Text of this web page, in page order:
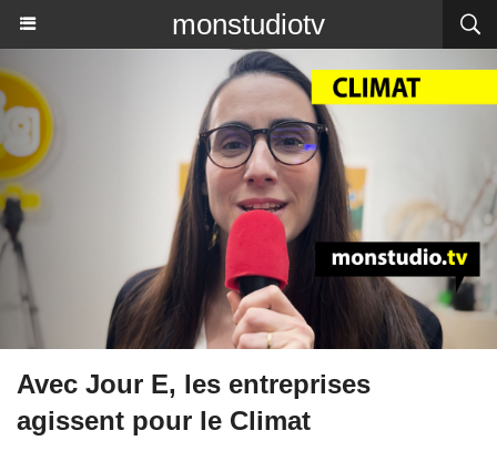
monstudiotv
Avec Jour E, les entreprises
agissent pour le Climat